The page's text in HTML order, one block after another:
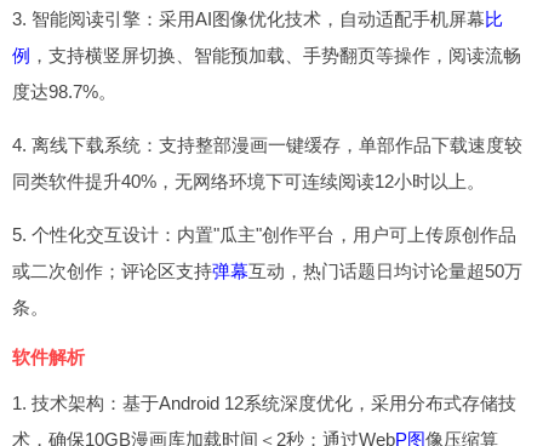
3. 智能阅读引擎：采用AI图像优化技术，自动适配手机屏幕比
例 ，支持横竖屏切换、智能预加载、手势翻页等操作，阅读流畅
度达98.7%。
4. 离线下载系统：支持整部漫画一键缓存，单部作品下载速度较
同类软件提升40%，无网络环境下可连续阅读12小时以上。
5. 个性化交互设计：内置"瓜主"创作平台，用户可上传原创作品
或二次创作；评论区支持弹幕互动，热门话题日均讨论量超50万
条。
软件解析
1. 技术架构：基于Android 12系统深度优化，采用分布式存储技
术，确保10GB漫画库加载时间＜2秒；通过WebP图像压缩算